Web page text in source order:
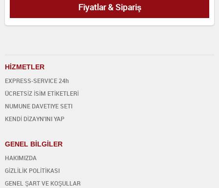
Fiyatlar & Sipariş
HİZMETLER
EXPRESS-SERVICE 24h
ÜCRETSİZ İSİM ETİKETLERİ
NUMUNE DAVETIYE SETI
KENDİ DİZAYN'INI YAP
GENEL BİLGİLER
HAKIMIZDA
GİZLİLİK POLİTİKASI
GENEL ŞART VE KOŞULLAR